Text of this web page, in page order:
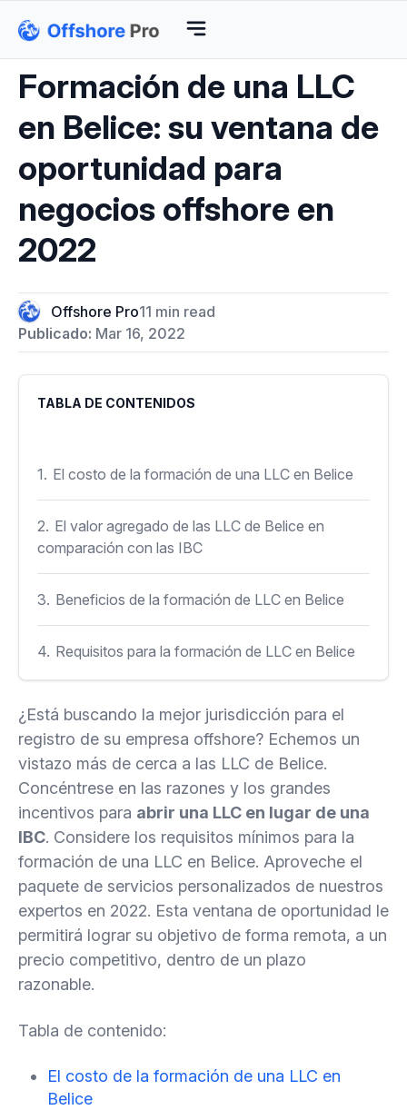
Formación de una LLC
en Belice: su ventana de
oportunidad para
negocios offshore en
2022
Offshore Pro11 min read
Publicado: Mar 16, 2022
TABLA DE CONTENIDOS
1. El costo de la formación de una LLC en Belice
2. El valor agregado de las LLC de Belice en
comparación con las IBC
3. Beneficios de la formación de LLC en Belice
4. Requisitos para la formación de LLC en Belice
5.1.
¿Qué impuestos deben pagar los propietarios
5.2.
¿Cuál es la diferencia entre las LLC y las IBC
5.3.
¿Tengo que viajar a Belice para la formación
de una LLC?
¿Está buscando la mejor jurisdicción para el
registro de su empresa offshore? Echemos un
vistazo más de cerca a las LLC de Belice.
Concéntrese en las razones y los grandes
incentivos para abrir una LLC en lugar de una
IBC. Considere los requisitos mínimos para la
formación de una LLC en Belice. Aproveche el
paquete de servicios personalizados de nuestros
expertos en 2022. Esta ventana de oportunidad le
permitirá lograr su objetivo de forma remota, a un
precio competitivo, dentro de un plazo
razonable.
Tabla de contenido:
El costo de la formación de una LLC en
Belice